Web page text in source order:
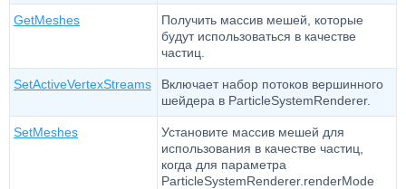
GetMeshes
Получить массив мешей, которые
будут использоваться в качестве
частиц.
SetActiveVertexStreams
Включает набор потоков вершинного
шейдера в ParticleSystemRenderer.
SetMeshes
Установите массив мешей для
использования в качестве частиц,
когда для параметра
ParticleSystemRenderer.renderMode